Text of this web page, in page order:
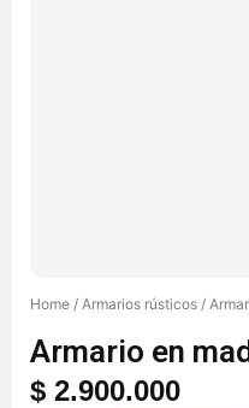
Home / Armarios rústicos /
Armario en
$ 2.900.000